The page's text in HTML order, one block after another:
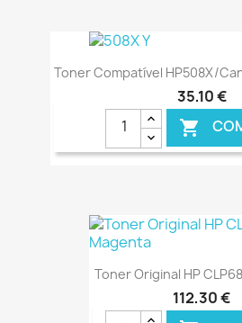
Toner Compatível HP508X/
35,10 €

Toner Original HP
112,30 €